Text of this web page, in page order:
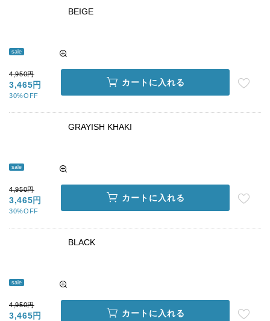
sale
BEIGE
4,950円
3,465円
30%OFF
カートに入れる
sale
GRAYISH KHAKI
4,950円
3,465円
30%OFF
カートに入れる
sale
BLACK
4,950円
3,465円 カートに入れる